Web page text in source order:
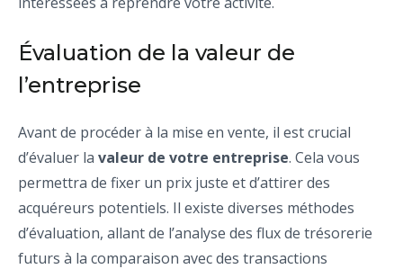
Évaluation de la valeur de
l’entreprise
Avant de procéder à la mise en vente, il est crucial
d’évaluer la valeur de votre entreprise. Cela vous
permettra de fixer un prix juste et d’attirer des
acquéreurs potentiels. Il existe diverses méthodes
d’évaluation, allant de l’analyse des flux de trésorerie
futurs à la comparaison avec des transactions